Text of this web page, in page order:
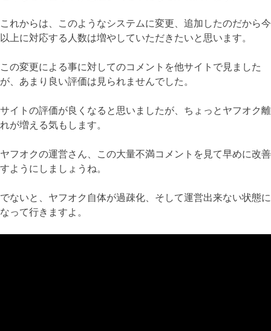
これからは、このようなシステムに変更、追加したのだから今
以上に対応する人数は増やしていただきたいと思います。
この変更による事に対してのコメントを他サイトで見ました
が、あまり良い評価は見られませんでした。
サイトの評価が良くなると思いましたが、ちょっとヤフオク離
れが増える気もします。
ヤフオクの運営さん、この大量不満コメントを見て早めに改善
すようにしましょうね。
でないと、ヤフオク自体が過疎化、そして運営出来ない状態に
なって行きますよ。